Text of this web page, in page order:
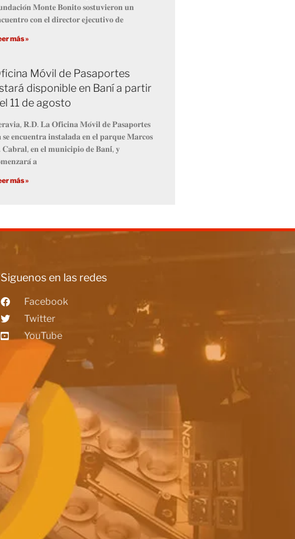
𝐌𝐨𝐧𝐭𝐞 𝐁𝐨𝐧𝐢𝐭𝐨 𝐬𝐨𝐬𝐭𝐮𝐯𝐢𝐞𝐫𝐨𝐧 𝐮𝐧
𝐜𝐨𝐧 𝐞𝐥 𝐝𝐢𝐫𝐞𝐜𝐭𝐨𝐫 𝐞𝐣𝐞𝐜𝐮𝐭𝐢𝐯𝐨 𝐝𝐞
más »
Móvil de Pasaportes
disponible en Baní a partir
11 de agosto
𝐑.𝐃. 𝐋𝐚 𝐎𝐟𝐢𝐜𝐢𝐧𝐚 𝐌𝐨́𝐯𝐢𝐥 𝐝𝐞 𝐏𝐚𝐬𝐚𝐩𝐨𝐫𝐭𝐞𝐬
𝐬𝐞 𝐞𝐧𝐜𝐮𝐞𝐧𝐭𝐫𝐚 𝐢𝐧𝐬𝐭𝐚𝐥𝐚𝐝𝐚 𝐞𝐧 𝐞𝐥 𝐩𝐚𝐫𝐪𝐮𝐞 𝐌𝐚𝐫𝐜𝐨𝐬
𝐞𝐧 𝐞𝐥 𝐦𝐮𝐧𝐢𝐜𝐢𝐩𝐢𝐨 𝐝𝐞 𝐁𝐚𝐧𝐢́, 𝐲
𝐚
más »
Siguenos en las redes
Facebook
Twitter
YouTube